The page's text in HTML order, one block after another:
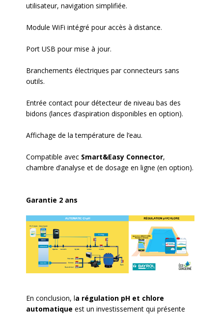
utilisateur, navigation simplifiée.
Module WiFi intégré pour accès à distance.
Port USB pour mise à jour.
Branchements électriques par connecteurs sans
outils.
Entrée contact pour détecteur de niveau bas des
bidons (lances d’aspiration disponibles en option).
Affichage de la température de l’eau.
Compatible avec Smart&Easy Connector,
chambre d’analyse et de dosage en ligne (en option).
Garantie 2 ans
En conclusion, la régulation pH et chlore
automatique est un investissement qui présente